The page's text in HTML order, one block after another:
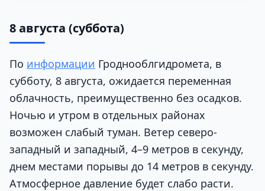
8 августа (суббота)
По информации Гроднооблгидромета, в
субботу, 8 августа, ожидается переменная
облачность, преимущественно без осадков.
Ночью и утром в отдельных районах
возможен слабый туман. Ветер северо-
западный и западный, 4–9 метров в секунду,
днем местами порывы до 14 метров в секунду.
Атмосферное давление будет слабо расти.